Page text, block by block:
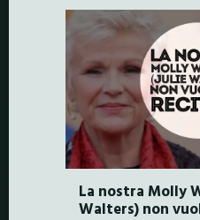
La nostra Molly
Walters) non